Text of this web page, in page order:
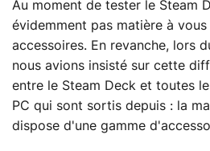
Au moment de tester le Steam
évidemment pas matière à
accessoires. En revanche, lors
nous avions insisté sur cette
entre le Steam Deck et toutes
PC qui sont sortis depuis : la
dispose d'une gamme